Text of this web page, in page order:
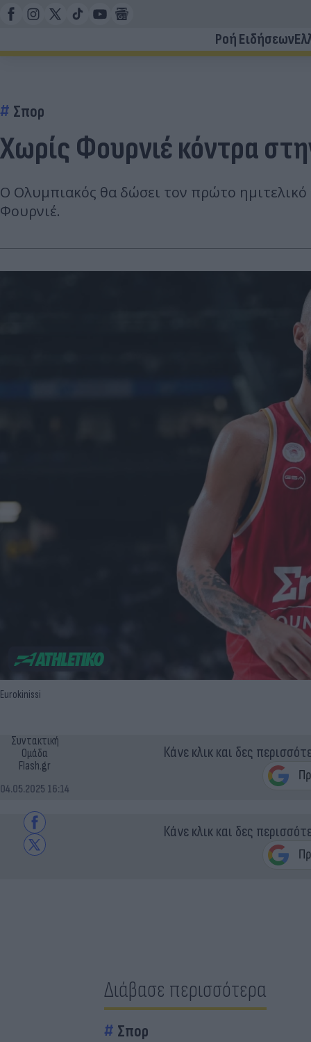
Ροή Ειδήσεων
Σπορ
Χωρίς Φουρνιέ κόντρα
Ο Ολυμπιακός θα δώσει τον πρώτο ημιτελικό
Φουρνιέ.
Eurokinissi
Συντακτική
Ομάδα
Flash.gr
04.05.2025 16:14
Κάνε κλικ και δες
Κάνε κλικ και δες
Διάβασε περισσότερα
Σπορ